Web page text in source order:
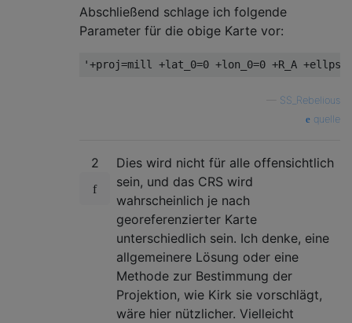
Abschließend schlage ich folgende
Parameter für die obige Karte vor:
SS_Rebelious
quelle
2
Dies wird nicht für alle offensichtlich
sein, und das CRS wird
wahrscheinlich je nach
georeferenzierter Karte
unterschiedlich sein. Ich denke, eine
allgemeinere Lösung oder eine
Methode zur Bestimmung der
Projektion, wie Kirk sie vorschlägt,
wäre hier nützlicher. Vielleicht